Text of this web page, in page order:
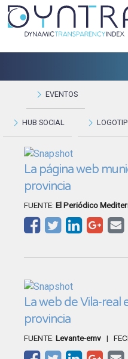
EVENTOS
HUB SOCIAL
La página web
provincia
FUENTE: El Periódico
La web de Vila-real
provincia
FUENTE: Levante-emv |